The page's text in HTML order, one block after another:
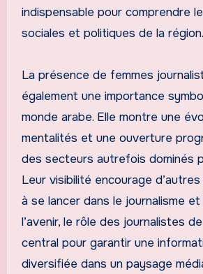
indispensable pour comprendre
sociales et politiques de la région.
La présence de femmes
également une importance
monde arabe. Elle montre une
mentalités et une ouverture
des secteurs autrefois dominés
Leur visibilité encourage
à se lancer dans le journalisme et
l’avenir, le rôle des journalistes
central pour garantir une
diversifiée dans un paysage